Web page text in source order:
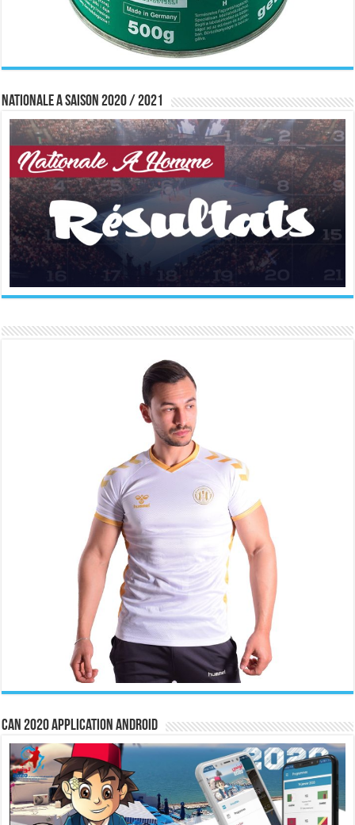
Nationale A saison 2020 / 2021
CAN 2020 Application Android